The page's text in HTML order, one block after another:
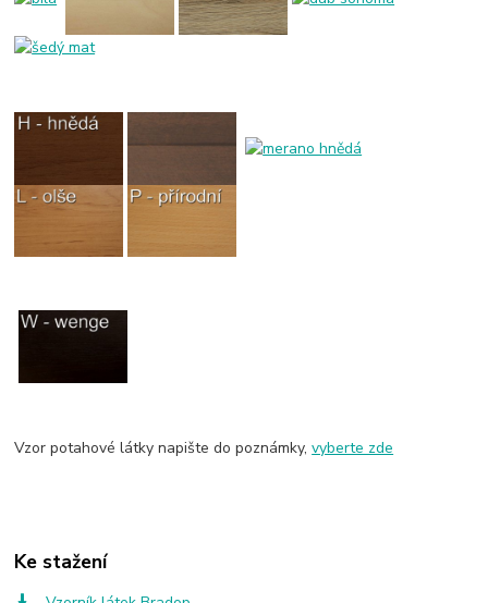
Vzor potahové látky napište do poznámky,vyberte zde
Ke stažení